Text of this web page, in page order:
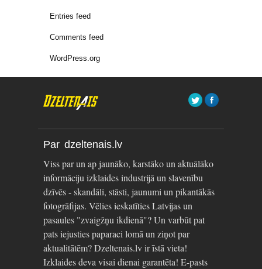
Entries feed
Comments feed
WordPress.org
Par dzeltenais.lv
Viss par un ap jaunāko, karstāko un aktuālāko
informāciju izklaides industrijā un slavenību
dzīvēs - skandāli, stāsti, jaunumi un pikantākās
fotogrāfijas. Vēlies ieskatīties Latvijas un
pasaules "zvaigžņu ikdienā"? Un varbūt pat
pats iejusties paparaci lomā un ziņot par
aktualitātēm? Dzeltenais.lv ir īstā vieta!
Izklaides deva visai dienai garantēta! E-pasts